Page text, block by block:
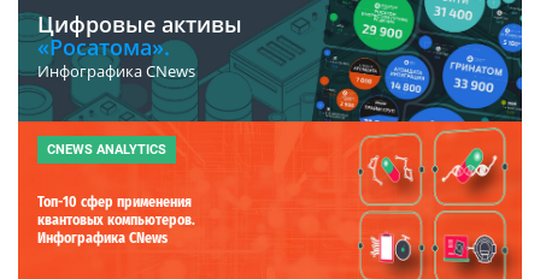
Цифровые активы
«Росатома».
Инфографика CNews
CNEWS ANALYTICS
Топ-10 сфер применения
квантовых компьютеров.
Инфографика CNews